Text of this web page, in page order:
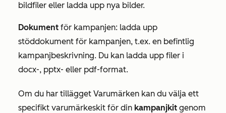
bildfiler eller ladda upp nya bilder.
Dokument för kampanjen: ladda upp
stöddokument för kampanjen, t.ex. en befintlig
kampanjbeskrivning. Du kan ladda upp filer i
docx-, pptx- eller pdf-format.
Om du har tillägget Varumärken kan du välja ett
specifikt varumärkeskit för din kampanjkit genom